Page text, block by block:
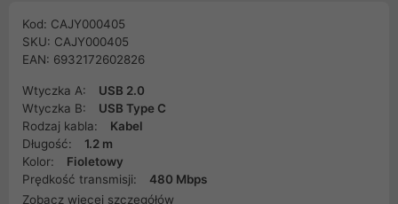
Kod: CAJY000405
SKU: CAJY000405
EAN: 6932172602826
Wtyczka A:
USB 2.0
Wtyczka B:
USB Type C
Rodzaj kabla:
Kabel
Długość:
1.2 m
Kolor:
Fioletowy
Prędkość transmisji:
480 Mbps
Zobacz więcej szczegółów